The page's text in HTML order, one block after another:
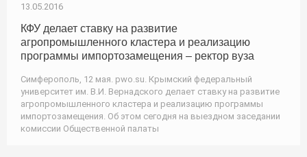
13.05.2016
КФУ делает ставку на развитие
агропромышленного кластера и реализацию
программы импортозамещения – ректор вуза
Симферополь, 12 мая. pwo.su. Крымский федеральный
университет им. В.И. Вернадского делает ставку на развитие
агропромышленного кластера и реализацию программы
импортозамещения. Об этом сегодня на выездном заседании
комиссии Общественной палаты